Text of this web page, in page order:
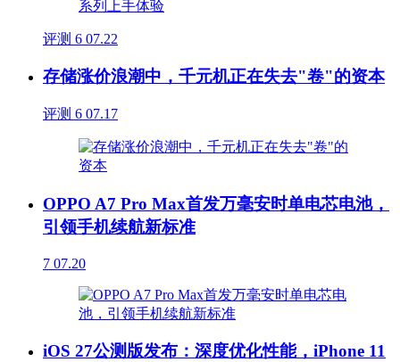
评测 6 07.22
存储涨价浪潮中，千元机正在失去"卷"的资本
评测 6 07.17
OPPO A7 Pro Max首发万毫安时单电芯电池，
引领手机续航新标准
7 07.20
iOS 27公测版发布：深度优化性能，iPhone 11